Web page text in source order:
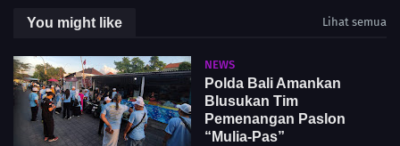
You might like Lihat semua
NEWS
Polda Bali Amankan
Blusukan Tim
Pemenangan Paslon
“Mulia-Pas”